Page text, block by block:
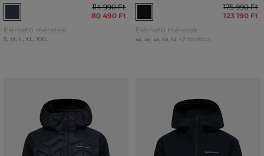
114 990 Ft
80 490 Ft
Elérhető méretek:
S, M, L, XL, XXL
175 990 Ft
123 190 Ft
Elérhető méretek:
44, 46, 48, 50, 52 +2 további